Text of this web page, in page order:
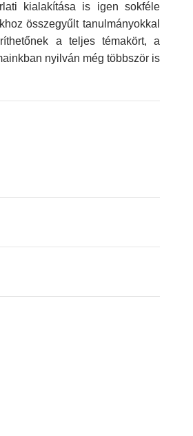
kialakítása is igen sokféle
összegyűlt tanulmányokkal
a teljes témakört, a
nyilván még többször is